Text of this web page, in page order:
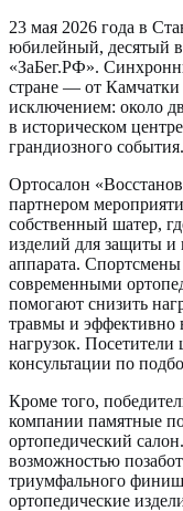
23 мая 2026 года в
юбилейный, десятый
«ЗаБег.РФ».
стране — от Камчатки
исключением: около
в историческом
грандиозного события.
Ортосалон
партнером
собственный шатер,
изделий для защиты и
аппарата. Спортсмены
современными
помогают снизить
травмы и эффективно
нагрузок.
консультации по
Кроме того,
компании памятные
ортопедический
возможностью
триумфального
ортопедические